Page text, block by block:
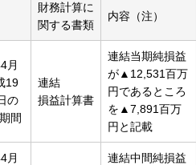
財務計算に
関する書類
内容（注）
月
19
の
間
連結
損益計算書
連結当期純損益
が▲12,531百万
円であるところ
を▲7,891百万
円と記載
月
連結中間純損益